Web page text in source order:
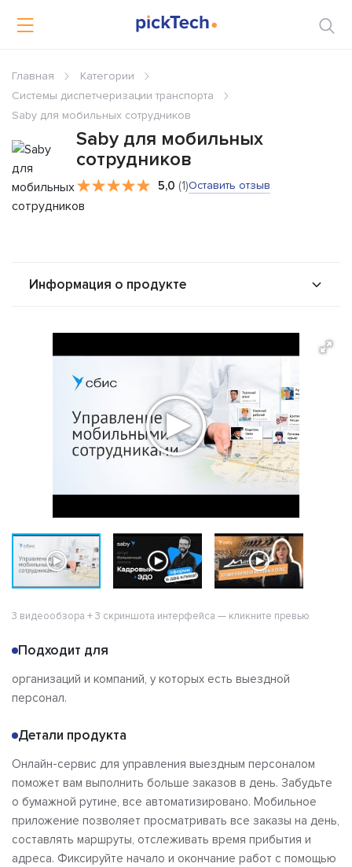
Главная
Категории
Системы диспетчеризации транспорта
Saby для мобильных сотрудников
Saby для мобильных
сотрудников
5,0 (1)Оставить отзыв
Информация о продукте
Альтернативы
Сравнения
3 видеообзора + 3 скриншота интерфейса — кликните превью
Подходит для
организаций и компаний, у которых есть выездной
персонал.
Детали продукта
Онлайн-сервис для управления выездным персоналом
поможет вам выполнить больше заказов в день. Забудьте
о бумажной рутине, все автоматизировано. Мобильное
приложение позволяет просматривать все заказы на день,
составлять маршруты, отслеживать время прибытия и
адреса. Фиксируйте начало и окончание работ с помощью